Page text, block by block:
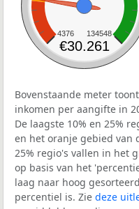
4376 134548
€30.261
Bovenstaande meter
inkomen per aangifte in
De laagste 10% en 25%
en het oranje gebied van
25% regio's vallen in het
op basis van het
laag naar hoog
percentiel is. Zie deze